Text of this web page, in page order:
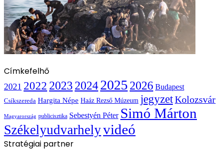
Címkefelhő
2021 2022 2023 20242025 2026 Budapest
Csíkszereda Hargita Népe Haáz Rezső Múzeum jegyzetKolozsvár
Magyarország publicisztika Sebestyén Péter Simó Márton
Székelyudvarhelyvideó
Stratégiai partner